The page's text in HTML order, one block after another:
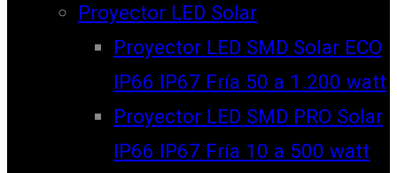
Proyector LED Solar
Proyector LED SMD Solar ECO
IP66 IP67 Fría 50 a 1.200 watt
Proyector LED SMD PRO Solar
IP66 IP67 Fría 10 a 500 watt